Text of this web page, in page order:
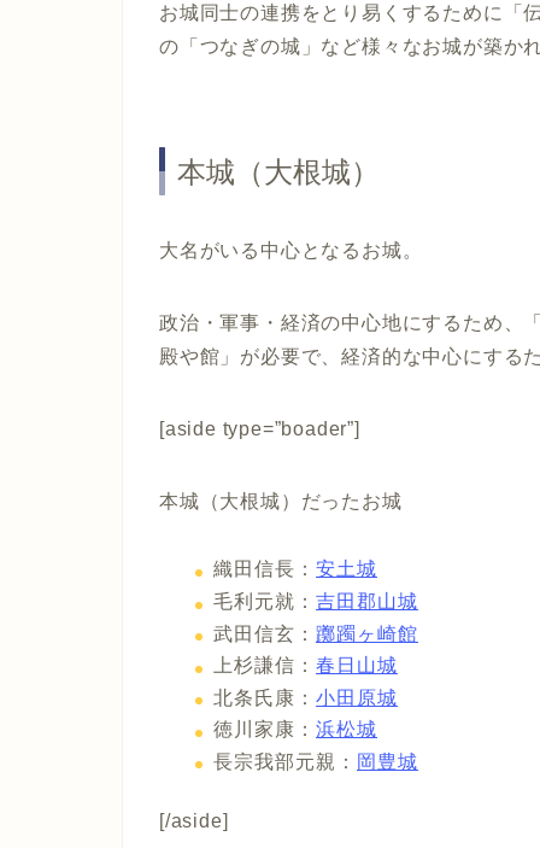
お城同士の連携をとり易くするために「
の「つなぎの城」など様々なお城が築か
本城（大根城）
大名がいる中心となるお城。
政治・軍事・経済の中心地にするため、
殿や館」が必要で、経済的な中心にする
[aside type=”boader”]
本城（大根城）だったお城
織田信長： 安土城
毛利元就： 吉田郡山城
武田信玄： 躑躅ヶ崎館
上杉謙信： 春日山城
北条氏康： 小田原城
徳川家康： 浜松城
長宗我部元親： 岡豊城
[/aside]